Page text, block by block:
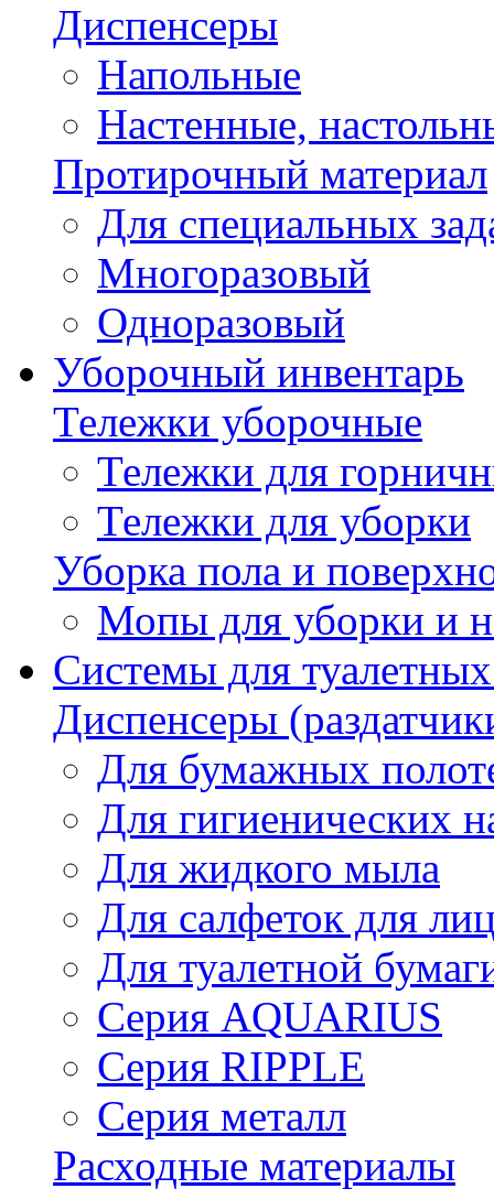
Диспенсеры
Напольные
Настенные,
Протирочный материал
Для специальных
Многоразовый
Одноразовый
Уборочный инвентарь
Тележки уборочные
Тележки для
Тележки для уборки
Уборка пола и
Мопы для уборки и
Системы для
Диспенсеры
Для бумажных
Для гигиенических
Для жидкого мыла
Для салфеток для
Для туалетной
Серия AQUARIUS
Серия RIPPLE
Серия металл
Расходные материалы